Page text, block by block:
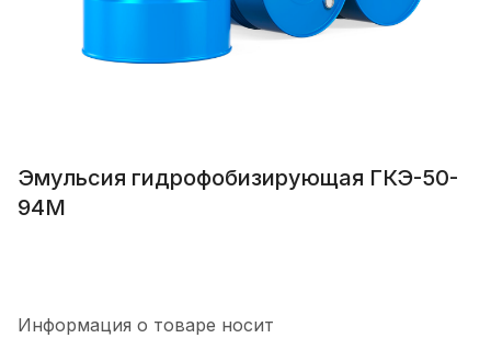
Эмульсия гидрофобизирующая ГКЭ-50-
94М
Информация о товаре носит